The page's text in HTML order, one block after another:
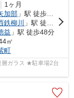
1ヶ月
加部 」駅 徒歩33分
鉄柳川
」駅 徒歩31分
益 」駅 徒歩48分
㎡
町
ガラス ★駐車場2台